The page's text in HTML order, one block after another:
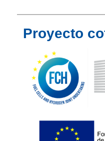
Proyecto